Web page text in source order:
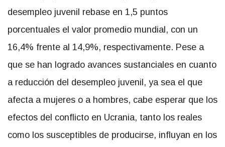
desempleo juvenil rebase en 1,5 puntos
porcentuales el valor promedio mundial, con un
16,4% frente al 14,9%, respectivamente. Pese a
que se han logrado avances sustanciales en cuanto
a reducción del desempleo juvenil, ya sea el que
afecta a mujeres o a hombres, cabe esperar que los
efectos del conflicto en Ucrania, tanto los reales
como los susceptibles de producirse, influyan en los